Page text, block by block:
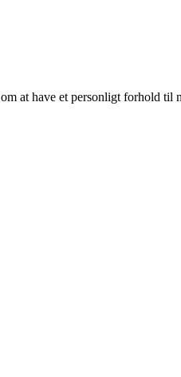
at have et personligt forhold til